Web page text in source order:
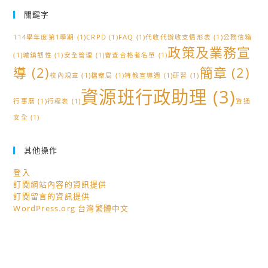
關鍵字
114學年度第1學期 (1)CRPD (1)FAQ (1)代收代辦收支情形表 (1)公務信箱
(1)城鎮韌性 (1)安全管理 (1)審查合格者名單 (1)政策及業務宣
導 (2)校內規章 (1)檔案局 (1)特教宣導週 (1)研習 (1) 簡章 (2)
行事曆 (1)行程表 (1)資源班行政助理 (3)資通
安全 (1)
其他操作
登入
訂閱網站內容的資訊提供
訂閱留言的資訊提供
WordPress.org 台灣繁體中文